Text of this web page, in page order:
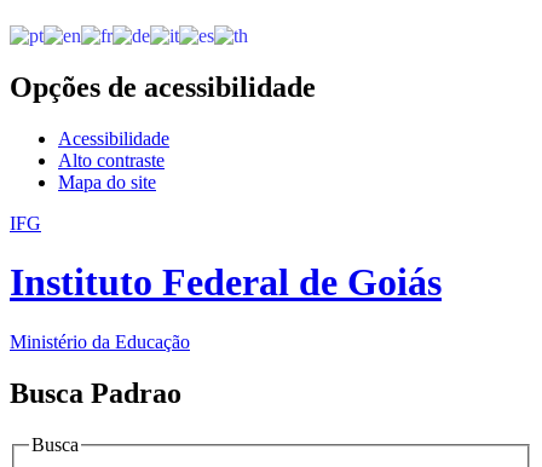
Opções de acessibilidade
Acessibilidade
Alto contraste
Mapa do site
IFG
Instituto Federal de Goiás
Ministério da Educação
Busca Padrao
Busca